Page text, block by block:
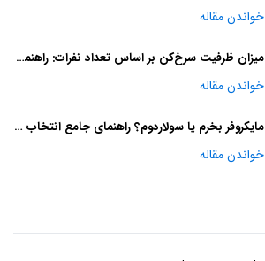
خواندن مقاله
میزان ظرفیت سرخ‌کن بر اساس تعداد نفرات: راهنمای انتخاب بهترین مدل
خواندن مقاله
مایکروفر بخرم یا سولاردوم؟ راهنمای جامع انتخاب بهترین وسیله برای آشپزخانه شما
خواندن مقاله